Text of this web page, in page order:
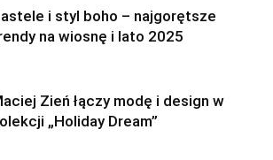
i styl boho – najgorętsze
na wiosnę i lato 2025
Zień łączy modę i design w
„Holiday Dream”